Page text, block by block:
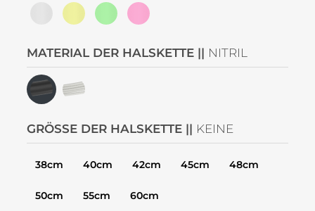
MATERIAL DER HALSKETTE || NITRIL
GRÖSSE DER HALSKETTE || KEINE
38cm 40cm 42cm 45cm 48cm
50cm 55cm 60cm